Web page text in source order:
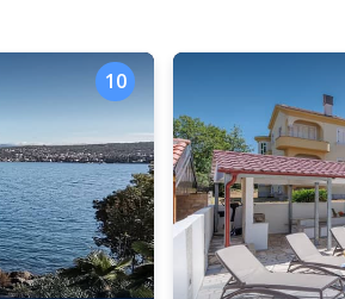
10